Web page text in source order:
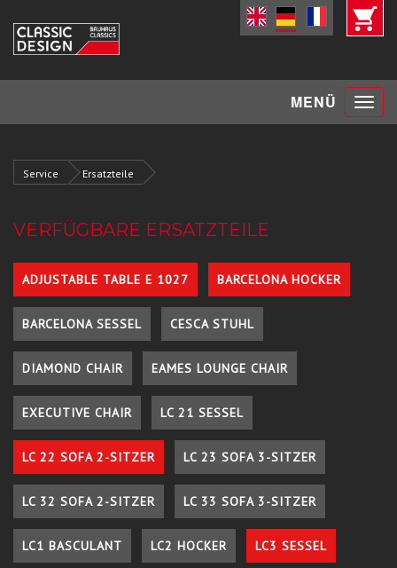
MENÜ Toggle
Service Ersatzteile
VERFÜGBARE ERSATZTEILE
ADJUSTABLE TABLE E 1027 BARCELONA HOCKER
BARCELONA SESSEL CESCA STUHL
DIAMOND CHAIR EAMES LOUNGE CHAIR
EXECUTIVE CHAIR LC 21 SESSEL
LC 22 SOFA 2-SITZER LC 23 SOFA 3-SITZER
LC 32 SOFA 2-SITZER LC 33 SOFA 3-SITZER
LC1 BASCULANT LC2 HOCKER LC3 SESSEL